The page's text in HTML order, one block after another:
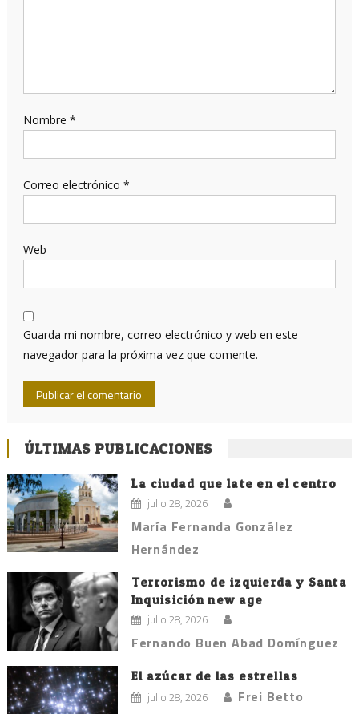
Nombre *
Correo electrónico *
Web
Guarda mi nombre, correo electrónico y web en este
navegador para la próxima vez que comente.
ÚLTIMAS PUBLICACIONES
La ciudad que late en el centro
julio 28, 2026
María Fernanda González
Hernández
Terrorismo de izquierda y Santa
Inquisición new age
julio 28, 2026
Fernando Buen Abad Domínguez
El azúcar de las estrellas
julio 28, 2026 Frei Betto